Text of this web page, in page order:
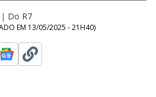
| Do R7
EM 13/05/2025 - 21H40)